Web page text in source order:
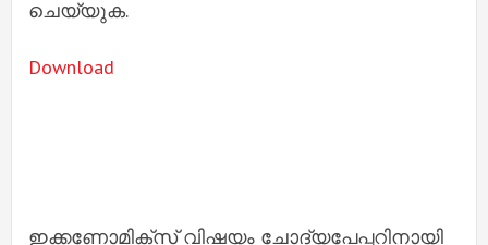
ചെയ്യുക.
Download
ഇക്കണോമിക്സ് വിഷയം ചോദ്യപേപ്പറിനായി